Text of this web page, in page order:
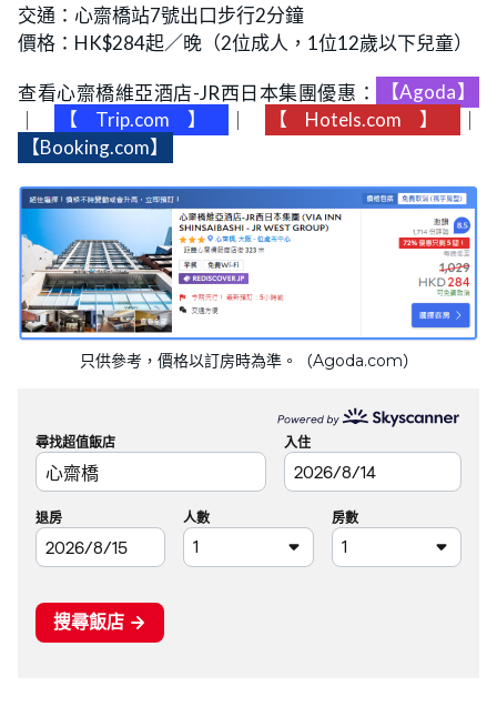
交通：心齋橋站7號出口步行2分鐘
價格：HK$284起／晚（2位成人，1位12歲以下兒童）
查看心齋橋維亞酒店-JR西日本集團優惠：
【Agoda】
【Trip.com】 【Hotels.com】
【Booking.com】
只供參考，價格以訂房時為準。（Agoda.com）